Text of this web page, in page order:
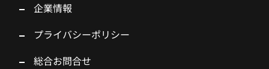
企業情報
プライバシーポリシー
総合お問合せ